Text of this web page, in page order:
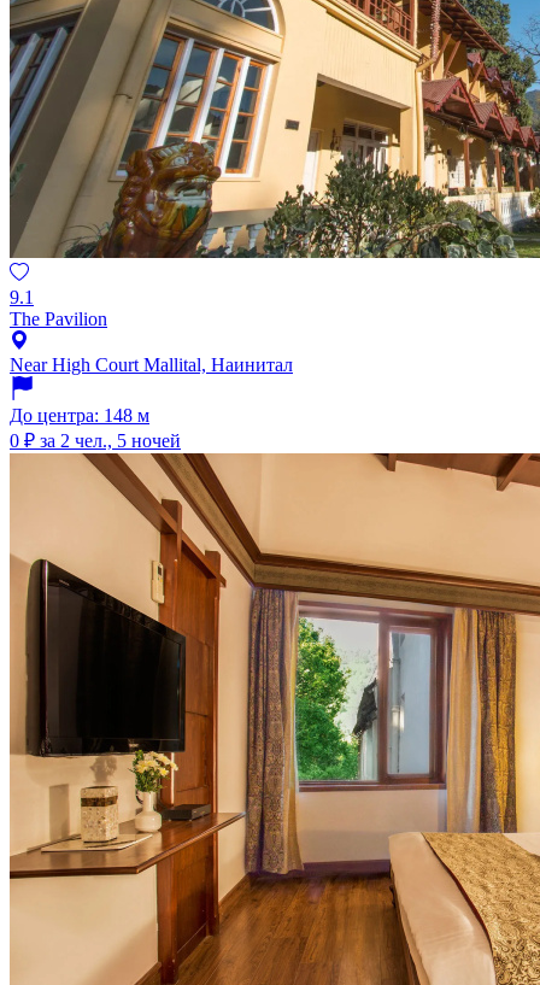
9.1
The Pavilion
Near High Court Mallital, Наинитал
До центра: 148 м
0 ₽ за 2 чел., 5 ночей